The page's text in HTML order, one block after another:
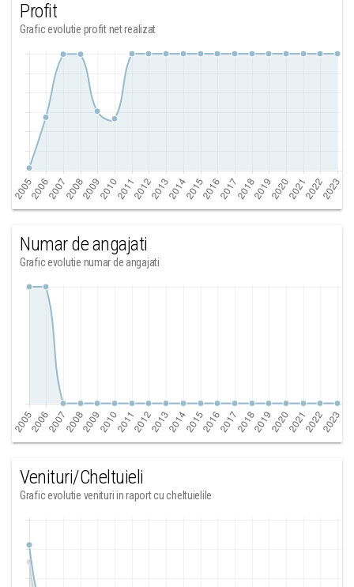
Profit
Grafic evolutie profit net realizat
Numar de angajati
Grafic evolutie numar de angajati
Venituri/Cheltuieli
Grafic evolutie venituri in raport cu cheltuielile